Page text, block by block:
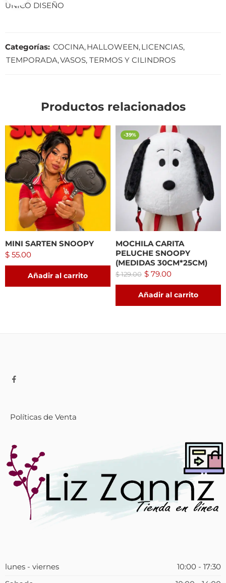
UNICO DISEÑO
Categorías: COCINA,HALLOWEEN,LICENCIAS,
TEMPORADA,VASOS, TERMOS Y CILINDROS
Productos relacionados
MINI SARTEN SNOOPY
$ 55.00
Añadir al carrito
-39%
MOCHILA CARITA
PELUCHE SNOOPY
(MEDIDAS 30CM*25CM)
$129.00 $ 79.00
Añadir al carrito
Políticas de Venta
lunes - viernes
10:00 - 17:30